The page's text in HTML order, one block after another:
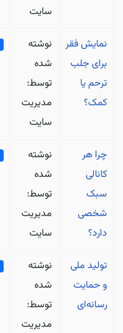
سایت
نمایش فقر
برای جلب
ترحم یا
کمک؟
نوشته
شده
توسط:
مدیریت
سایت
چرا هر
کانالی
سبک
شخصی
دارد؟
نوشته
شده
توسط:
مدیریت
سایت
تولید ملی
و حمایت
رسانه‌ای
نوشته
شده
توسط:
مدیریت